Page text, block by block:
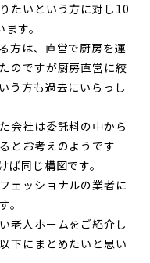
たいという方に対し10
す。
方は、直営で厨房を運
のですが厨房直営に絞
う方も過去にいらっし
会社は委託料の中から
とお考えのようです
同じ構図です。
ェッショナルの業者に
。
老人ホームをご紹介し
下にまとめたいと思い